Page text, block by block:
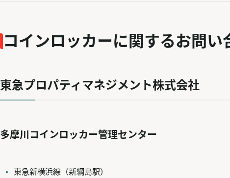
コインロッカーに関するお問い
東急プロパティマネジメント株式会社
多摩川コインロッカー管理センター
東急新横浜線（新綱島駅）